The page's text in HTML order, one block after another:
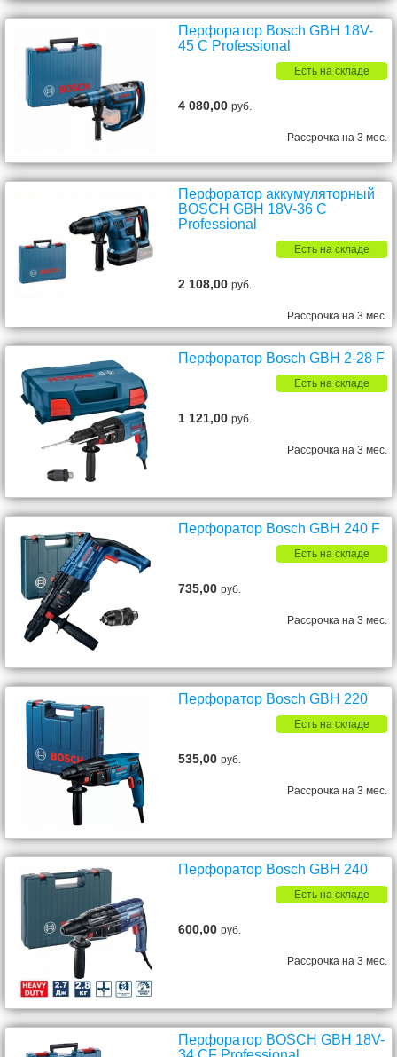
Перфоратор Bosch GBH 18V-
45 C Professional
Есть на складе
4 080,00руб.
Рассрочка на 3 мес.
Перфоратор аккумуляторный
BOSCH GBH 18V-36 C
Professional
Есть на складе
2 108,00руб.
Рассрочка на 3 мес.
Перфоратор Bosch GBH 2-28 F
Есть на складе
1 121,00руб.
Рассрочка на 3 мес.
Перфоратор Bosch GBH 240 F
Есть на складе
735,00руб.
Рассрочка на 3 мес.
Перфоратор Bosch GBH 220
Есть на складе
535,00руб.
Рассрочка на 3 мес.
Перфоратор Bosch GBH 240
Есть на складе
600,00руб.
Рассрочка на 3 мес.
Перфоратор BOSCH GBH 18V-